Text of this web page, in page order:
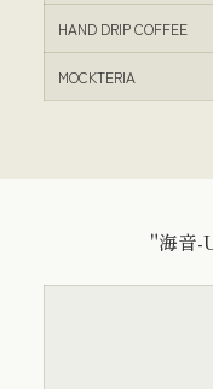
HAND DRIP COFFEE
MOCKTERIA
"海音-